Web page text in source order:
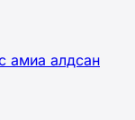
амиа алдсан